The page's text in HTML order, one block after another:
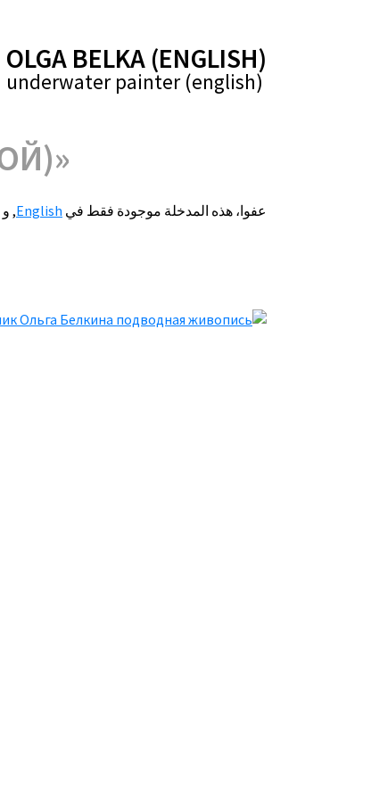
(ENGLISH) OLGA BELKA
(english) underwater painter
«НА РАССВЕТЕ» (КАРТИНА НАПИСАНА ПОД ВОДОЙ)
عفوا، هذه المدخلة موجودة فقط في English
, و